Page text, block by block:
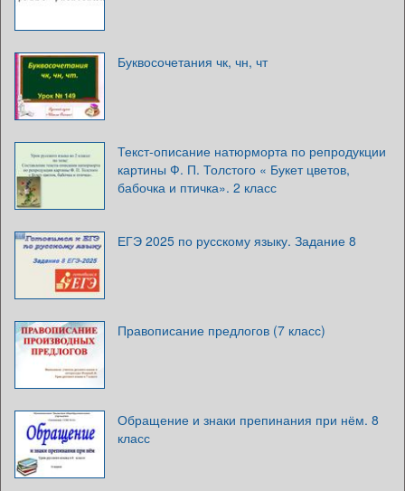
Буквосочетания чк, чн, чт
Текст-описание натюрморта по репродукции
картины Ф. П. Толстого « Букет цветов,
бабочка и птичка». 2 класс
ЕГЭ 2025 по русскому языку. Задание 8
Правописание предлогов (7 класс)
Обращение и знаки препинания при нём. 8
класс